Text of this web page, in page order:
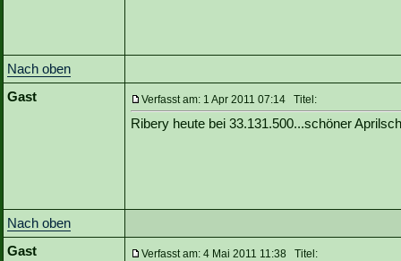
Nach oben
Gast
Verfasst am: 1 Apr 2011 07:14 Titel:
Ribery heute bei 33.131.500...schöner
Nach oben
Gast
Verfasst am: 4 Mai 2011 11:38 Titel: